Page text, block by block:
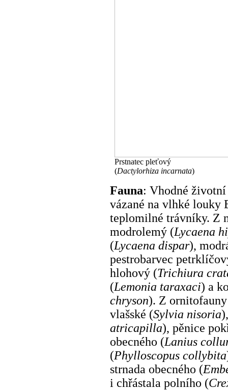
Prstnatec pleťový
(Dactylorhiza incarnata)
Fauna: Vhodné
vázané na vlhké louky
teplomilné trávníky. Z
modrolemý (Lycaena
(Lycaena dispar),
pestrobarvec
hlohový (Trichiura
(Lemonia taraxaci) a
chryson). Z
vlašské (Sylvia nisoria
atricapilla), pěnice
obecného (Lanius
(Phylloscopus collybita
strnada obecného (
i chřástala polního (